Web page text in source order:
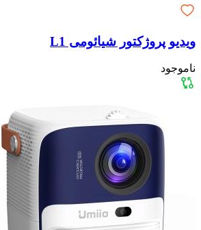
ویدیو پروژکتور شیائومی L1
ناموجود